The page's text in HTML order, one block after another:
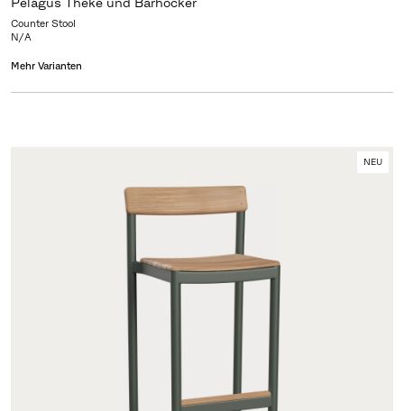
Counter Stool
N/A
Mehr Varianten
NEU